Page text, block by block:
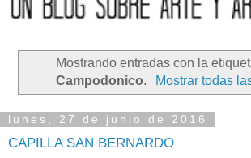
Mostrando entradas con la
Campodonico. Mostrar todas
lunes, 27 de junio de 2016
CAPILLA SAN BERNARDO